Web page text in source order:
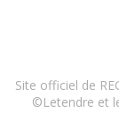
Site officiel de
©Letendre et